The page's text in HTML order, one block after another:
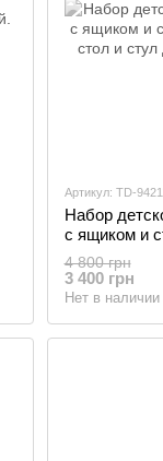
Артикул: TD-
Набор
с ящиком и
стол и стул
Белый
4 800 грн
3 400 грн
Нет в наличии